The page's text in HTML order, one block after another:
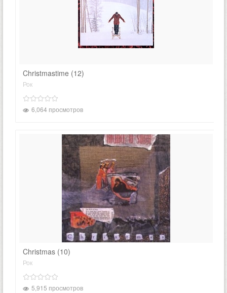
Christmastime (12)
Рок
6,064 просмотров
Christmas (10)
Рок
5,915 просмотров